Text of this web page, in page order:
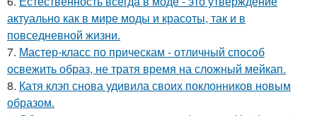
актуально как в мире моды и красоты, так и в
повседневной жизни.
7. Мастер-класс по прическам - отличный способ
освежить образ, не тратя время на сложный мейкап.
8. Катя клэп снова удивила своих поклонников новым
образом.